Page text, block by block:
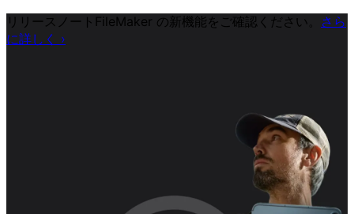
リリースノート FileMaker の新機能をご確認ください。 さら
に詳しく ›